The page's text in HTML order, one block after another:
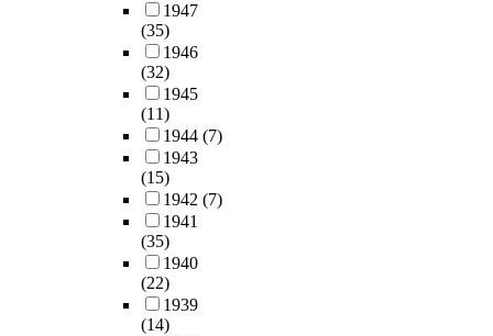
1947
(35)
1946
(32)
1945
(11)
1944 (7)
1943
(15)
1942 (7)
1941
(35)
1940
(22)
1939
(14)